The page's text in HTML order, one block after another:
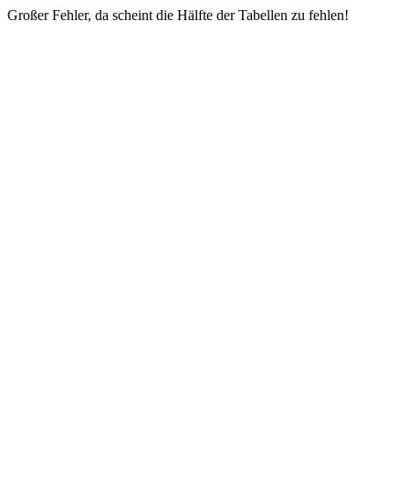
Großer Fehler, da scheint die Hälfte der Tabellen zu fehlen!